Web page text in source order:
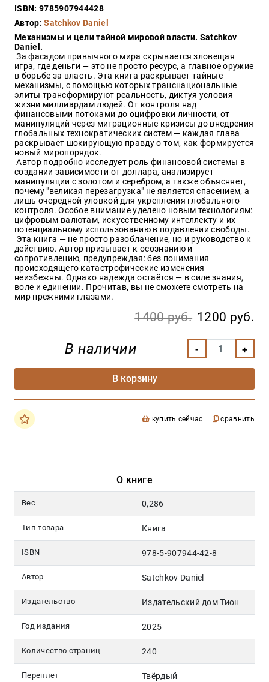
ISBN: 9785907944428
Автор:Satchkov Daniel
Механизмы и цели тайной мировой власти. Satchkov
Daniel.
За фасадом привычного мира скрывается зловещая
игра, где деньги — это не просто ресурс, а главное оружие
в борьбе за власть. Эта книга раскрывает тайные
механизмы, с помощью которых транснациональные
элиты трансформируют реальность, диктуя условия
жизни миллиардам людей. От контроля над
финансовыми потоками до оцифровки личности, от
манипуляций через миграционные кризисы до внедрения
глобальных технократических систем — каждая глава
раскрывает шокирующую правду о том, как формируется
новый миропорядок.
Автор подробно исследует роль финансовой системы в
создании зависимости от доллара, анализирует
манипуляции с золотом и серебром, а также объясняет,
почему "великая перезагрузка" не является спасением, а
лишь очередной уловкой для укрепления глобального
контроля. Особое внимание уделено новым технологиям:
цифровым валютам, искусственному интеллекту и их
потенциальному использованию в подавлении свободы.
Эта книга — не просто разоблачение, но и руководство к
действию. Автор призывает к осознанию и
сопротивлению, предупреждая: без понимания
происходящего катастрофические изменения
неизбежны. Однако надежда остаётся — в силе знания,
воле и единении. Прочитав, вы не сможете смотреть на
мир прежними глазами.
1400 руб. 1200 руб.
В наличии
В корзину
купить сейчас сравнить
О книге
Вес 0,286
Тип товара Книга
ISBN 978-5-907944-42-8
Автор Satchkov Daniel
Издательство Издательский дом Тион
Год издания 2025
Количество страниц 240
Переплет Твёрдый
Красота
здоровье
Оптовикам
Авторам
Контакты
Мероприятия
+7(499)
350-17-
79
Москва
pochta@den-
magazin.ru